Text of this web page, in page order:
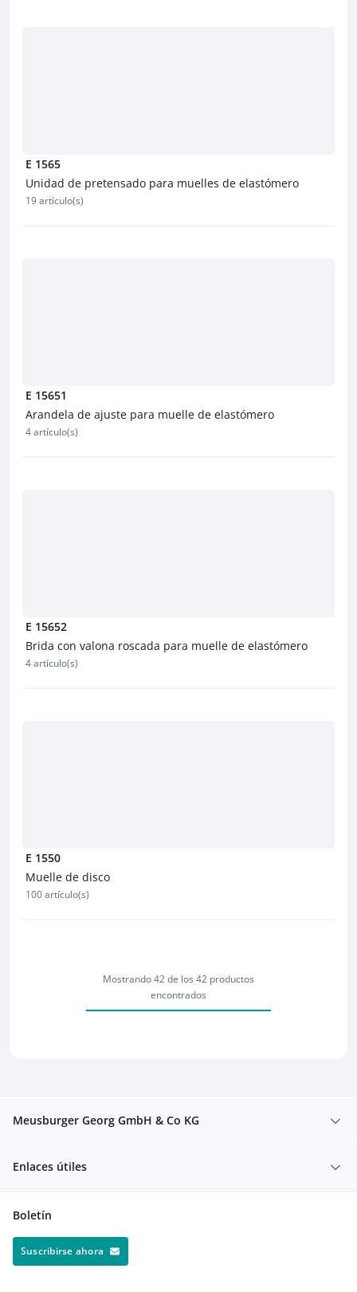
E 1565
Unidad de pretensado para muelles de elastómero
19 artículo(s)
E 15651
Arandela de ajuste para muelle de elastómero
4 artículo(s)
E 15652
Brida con valona roscada para muelle de elastómero
4 artículo(s)
E 1550
Muelle de disco
100 artículo(s)
Mostrando 42 de los 42 productos
encontrados
Meusburger Georg GmbH & Co KG
Enlaces útiles
Boletín
Suscribirse ahora